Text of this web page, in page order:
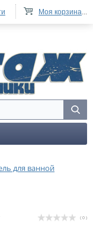
для ванной
( 0 )
Моя корзина...